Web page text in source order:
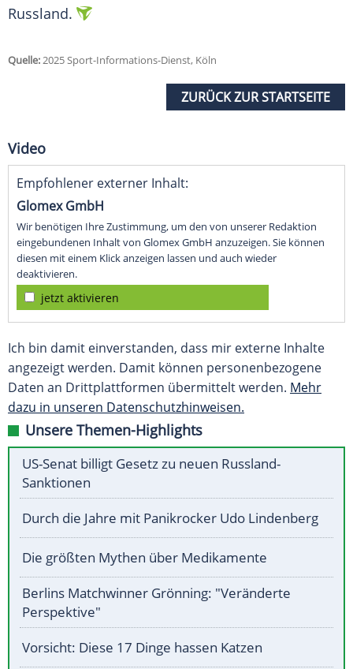
Russland.
Quelle:2025 Sport-Informations-Dienst, Köln
ZURÜCK ZUR STARTSEITE
Video
Empfohlener externer Inhalt:
Glomex GmbH
Wir benötigen Ihre Zustimmung, um den von unserer Redaktion
eingebundenen Inhalt von Glomex GmbH anzuzeigen. Sie können
diesen mit einem Klick anzeigen lassen und auch wieder
deaktivieren.
jetzt aktivieren
Ich bin damit einverstanden, dass mir externe Inhalte
angezeigt werden. Damit können personenbezogene
Daten an Drittplattformen übermittelt werden. Mehr
dazu in unseren Datenschutzhinweisen.
Unsere Themen-Highlights
US-Senat billigt Gesetz zu neuen Russland-
Sanktionen
Durch die Jahre mit Panikrocker Udo Lindenberg
Die größten Mythen über Medikamente
Berlins Matchwinner Grönning: "Veränderte
Perspektive"
Vorsicht: Diese 17 Dinge hassen Katzen